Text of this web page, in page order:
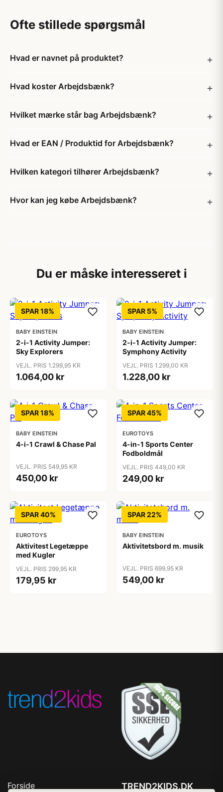
Ofte stillede spørgsmål
Hvad er navnet på produktet?
Hvad koster Arbejdsbænk?
Hvilket mærke står bag Arbejdsbænk?
Hvad er EAN / Produktid for Arbejdsbænk?
Hvilken kategori tilhører Arbejdsbænk?
Hvor kan jeg købe Arbejdsbænk?
Du er måske interesseret i
SPAR 18%
BABY EINSTEIN
2-i-1 Activity Jumper:
Sky Explorers
VEJL. PRIS 1.299,95 KR
1.064,00 kr
SPAR 5%
BABY EINSTEIN
2-i-1 Activity Jumper:
Symphony Activity
VEJL. PRIS 1.299,00 KR
1.228,00 kr
SPAR 18%
BABY EINSTEIN
4-i-1 Crawl & Chase Pal
VEJL. PRIS 549,95 KR
450,00 kr
SPAR 45%
EUROTOYS
4-in-1 Sports Center
Fodboldmål
VEJL. PRIS 449,00 KR
249,00 kr
SPAR 40%
EUROTOYS
Aktivitest Legetæppe
med Kugler
VEJL. PRIS 299,95 KR
179,95 kr
SPAR 22%
BABY EINSTEIN
Aktivitetsbord m. musik
VEJL. PRIS 699,95 KR
549,00 kr
Forside TREND2KIDS.DK